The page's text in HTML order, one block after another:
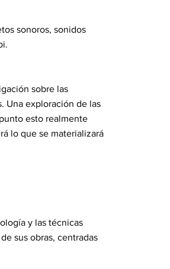
sonoros, sonidos
sobre las
Una exploración de las
esto realmente
lo que se materializará
y las técnicas
sus obras, centradas